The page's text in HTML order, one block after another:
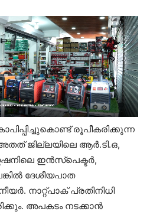
രൂപീകരിക്കുന്ന
ജില്ലയിലെ ആർ.ടി.ഒ,
ഇൻസ്പെക്ടർ,
ദേശീയപാത
നാറ്റ്പാക് പ്രതിനിധി
അപകടം നടക്കാൻ